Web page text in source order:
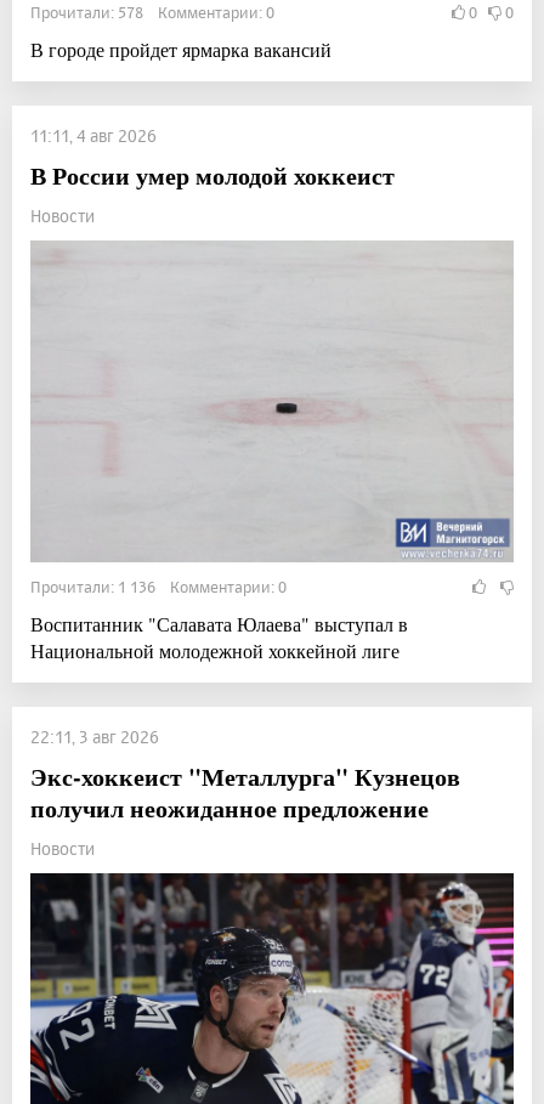
Прочитали: 578 Комментарии: 0 0 0
В городе пройдет ярмарка вакансий
11:11, 4 авг 2026
В России умер молодой хоккеист
Новости
Прочитали: 1 136 Комментарии: 0
Воспитанник "Салавата Юлаева" выступал в
Национальной молодежной хоккейной лиге
22:11, 3 авг 2026
Экс-хоккеист "Металлурга" Кузнецов
получил неожиданное предложение
Новости